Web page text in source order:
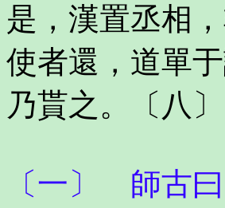
是，漢置丞相
使者還，道單
乃貰之。〔八〕
〔一〕 師古